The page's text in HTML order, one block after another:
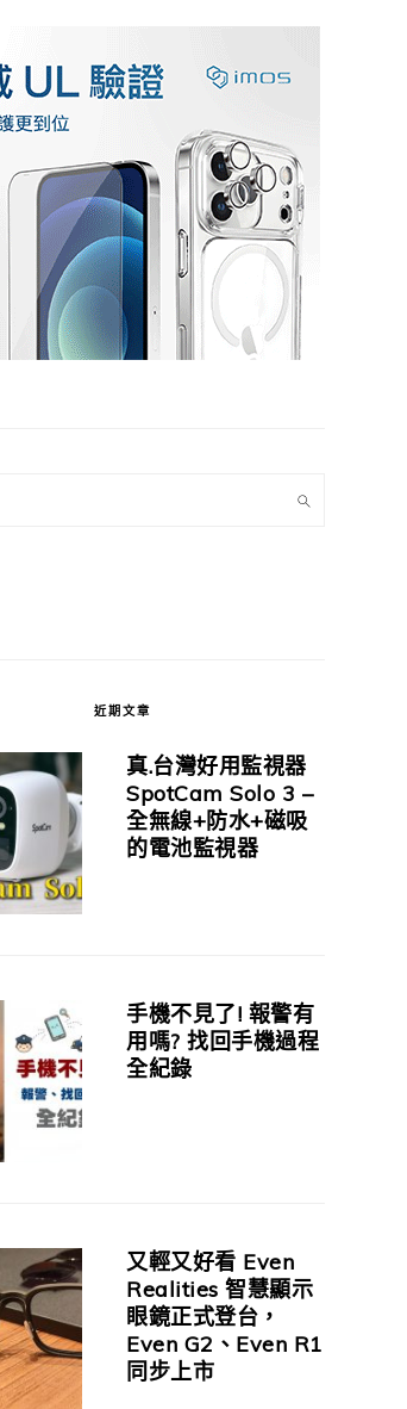
近期文章
真.台灣好用監視器
SpotCam Solo 3 –
全無線+防水+磁吸
的電池監視器
手機不見了! 報警有
用嗎? 找回手機過程
全紀錄
又輕又好看 Even
Realities 智慧顯示
眼鏡正式登台，
Even G2、Even R1
同步上市